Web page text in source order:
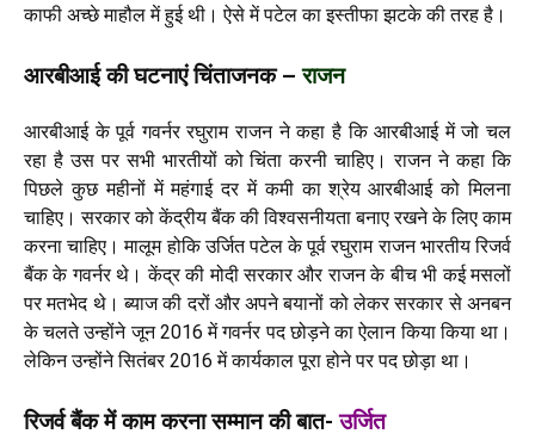
काफी अच्छे माहौल में हुई थी। ऐसे में पटेल का इस्तीफा झटके की तरह है।
आरबीआई की घटनाएं चिंताजनक –राजन
आरबीआई के पूर्व गवर्नर रघुराम राजन ने कहा है कि आरबीआई में जो चल
रहा है उस पर सभी भारतीयों को चिंता करनी चाहिए। राजन ने कहा कि
पिछले कुछ महीनों में महंगाई दर में कमी का श्रेय आरबीआई को मिलना
चाहिए। सरकार को केंद्रीय बैंक की विश्वसनीयता बनाए रखने के लिए काम
करना चाहिए। मालूम होकि उर्जित पटेल के पूर्व रघुराम राजन भारतीय रिजर्व
बैंक के गवर्नर थे। केंद्र की मोदी सरकार और राजन के बीच भी कई मसलों
पर मतभेद थे। ब्याज की दरों और अपने बयानों को लेकर सरकार से अनबन
के चलते उन्होंने जून 2016 में गवर्नर पद छोड़ने का ऐलान किया किया था।
लेकिन उन्होंने सितंबर 2016 में कार्यकाल पूरा होने पर पद छोड़ा था।
रिजर्व बैंक में काम करना सम्मान की बात-उर्जित